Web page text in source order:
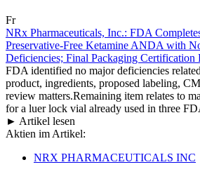
Fr
NRx Pharmaceuticals, Inc.: FDA
Preservative-Free Ketamine ANDA with
Deficiencies; Final Packaging Certification
FDA identified no major deficiencies
product, ingredients, proposed labeling,
review matters.Remaining item relates to
for a luer lock vial already used in three
► Artikel lesen
Aktien im Artikel:
NRX PHARMACEUTICALS INC